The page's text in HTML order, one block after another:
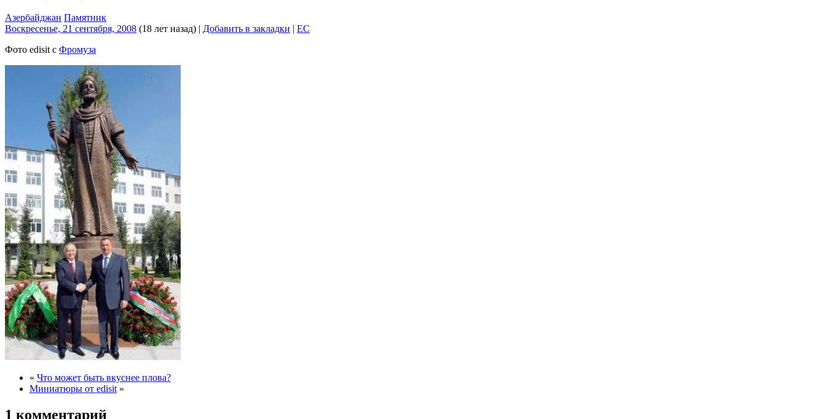
Азербайджан Памятник
Воскресенье, 21 сентября, 2008 (18 лет назад) | Добавить в закладки | EC
Фото edisit с Фромуза
« Что может быть вкуснее плова?
Миниатюры от edisit »
1 комментарий